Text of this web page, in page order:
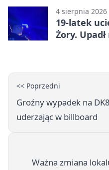
4 sierpnia 2026
19-latek
Żory.
<< Poprzedni
Groźny wypadek na
uderzając w billboard
Ważna zmiana